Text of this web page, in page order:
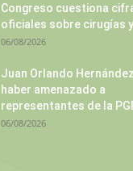
Congreso cuestiona
oficiales sobre cirugías
06/08/2026
Juan Orlando
haber amenazado a
representantes de la
06/08/2026